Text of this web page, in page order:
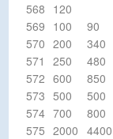
568 120
569 100
90
570 200
340
571
250
480
572 600
850
573 500
500
574 700
800
575 2000
4400